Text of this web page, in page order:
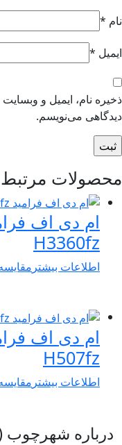
*
*
نام، ایمیل و وبسایت
می‌نویسم.
مرتبط
ام دی اف
H3360fz
اطلاعات بیشترمقایسه
ام دی اف
H507fz
اطلاعات بیشترمقایسه
درباره شهرچوب